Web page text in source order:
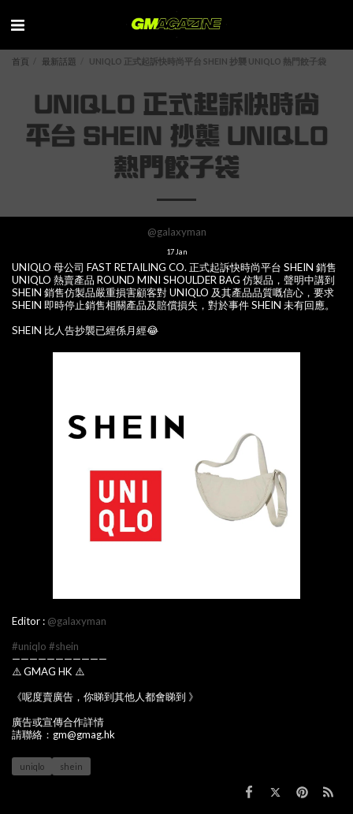
首頁 最新話題 UNIQLO 正式起訴快時尚平台 SHEIN 抄襲 UNIQLO 熱門餃子袋
UNIQLO 正式起訴快時尚
平台 SHEIN 抄襲 UNIQLO
熱門餃子袋
@galaxyman
17 Jan
UNIQLO 母公司 FAST RETAILING CO. 正式起訴快時尚平台 SHEIN 銷售
UNIQLO 熱賣產品 ROUND MINI SHOULDER BAG 仿製品，聲明中講到
SHEIN 銷售仿製品嚴重損害顧客對 UNIQLO 及其產品品質嘅信心，要求
SHEIN 即時停止銷售相關產品及賠償損失，對於事件 SHEIN 未有回應。
SHEIN 比人告抄襲已經係月經😂
Editor : @galaxyman
#uniqlo #shein
———————————
⚠️ GMAG HK ⚠️
《呢度賣廣告，你睇到其他人都會睇到 》
廣告或宣傳合作詳情
請聯絡：gm@gmag.hk
uniqlo shein